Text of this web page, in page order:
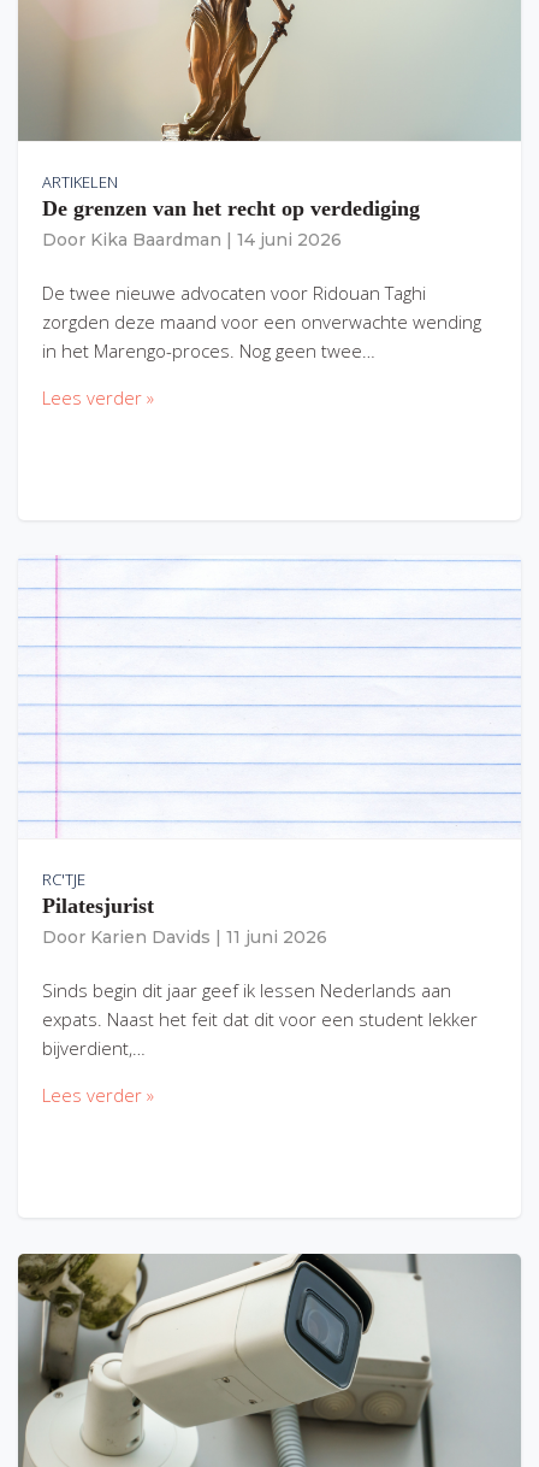
ARTIKELEN
De grenzen van het recht op verdediging
Door Kika Baardman 14 juni 2026
De twee nieuwe advocaten voor Ridouan Taghi
zorgden deze maand voor een onverwachte wending
in het Marengo-proces. Nog geen twee…
Lees verder »
RC'TJE
Pilatesjurist
Door Karien Davids 11 juni 2026
Sinds begin dit jaar geef ik lessen Nederlands aan
expats. Naast het feit dat dit voor een student lekker
bijverdient,…
Lees verder »